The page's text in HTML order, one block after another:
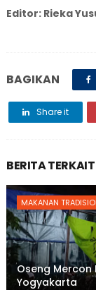
Editor: Rieka
BAGIKAN
Share it
BERITA TERKAIT
MAKANAN
Oseng Mercon
Yogyakarta